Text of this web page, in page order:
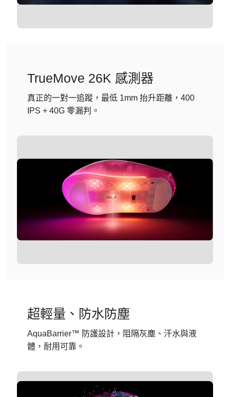
TrueMove 26K 感測器
真正的一對一追蹤，最低 1mm 抬升距離，400
IPS + 40G 零漏判。
超輕量、防水防塵
AquaBarrier™ 防護設計，阻隔灰塵、汗水與液
體，耐用可靠。